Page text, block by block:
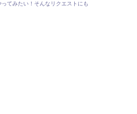
てみたい！そんなリクエストにも